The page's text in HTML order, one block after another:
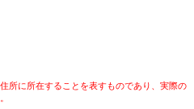
所に所在することを表すものであり、実際の